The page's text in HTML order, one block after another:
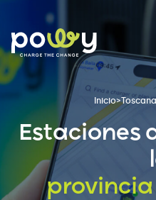
Inicio>Toscana
Estaciones
provincia